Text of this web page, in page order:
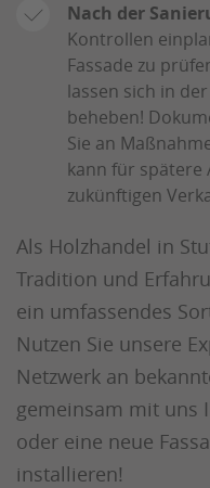
Nach der
Kontrollen
Fassade zu
lassen sich in
beheben!
Sie an
kann für spätere
zukünftigen
Als Holzhandel in
Tradition und
ein umfassendes
Nutzen Sie unsere
Netzwerk an
gemeinsam mit uns
oder eine neue
installieren!